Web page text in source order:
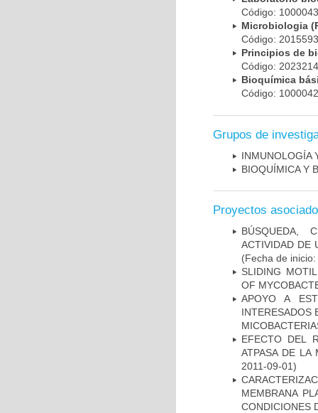
Código:
Microbiologia
Código:
Principios de
Código:
Bioquímica
Código:
Grupos de
INMUNOLOGÍA
BIOQUÍMICA Y
Proyectos
BÚSQUEDA,
ACTIVIDAD DE
(Fecha de
SLIDING
OF
APOYO A
INTERESADOS
EFECTO DEL
ATPASA DE LA
2011-09-01)
MEMBRANA
CONDICIONES